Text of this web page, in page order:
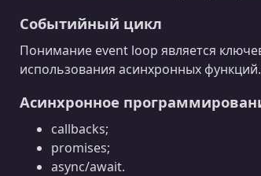
Событийный цикл
Понимание event loop является
использования асинхронных функций.
Асинхронное
callbacks;
promises;
async/await.